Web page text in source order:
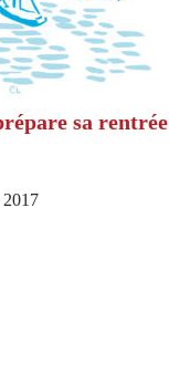
sa rentrée
2017